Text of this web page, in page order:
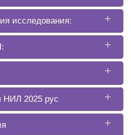
исследования:
НИЛ 2025 рус